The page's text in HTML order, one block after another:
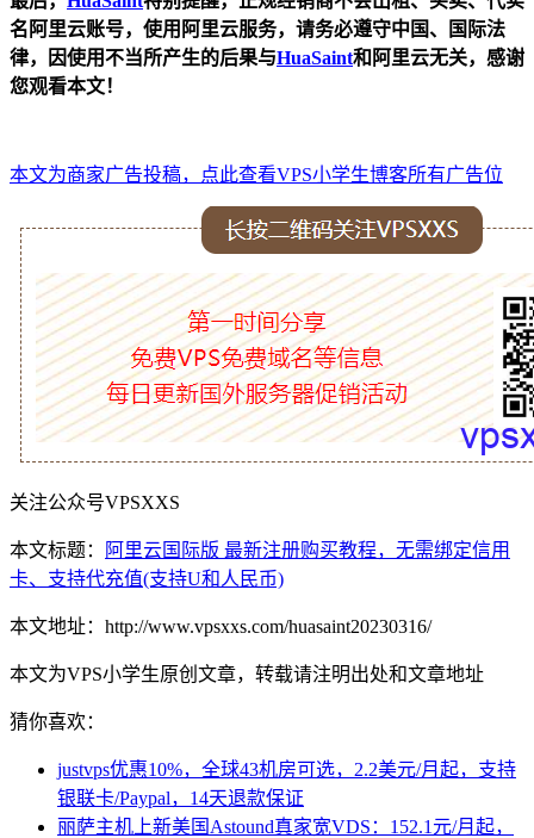
名阿里云账号，使用阿里云服务，请务必遵守中国、国际法
律， 因使用不当所产生的后果与HuaSaint和阿里云无关，感谢
您观看本文！
本文为商家广告投稿，点此查看VPS小学生博客所有广告位
关注公众号VPSXXS
本文标题：
阿里云国际版 最新注册购买教程，无需绑定信用
卡、支持代充值(支持U和人民币)
本文地址：http://www.vpsxxs.com/huasaint20230316/
本文为VPS小学生原创文章，转载请注明出处和文章地址
猜你喜欢：
justvps优惠10%，全球43机房可选，2.2美元/月起，支持
银联卡/Paypal，14天退款保证
丽萨主机上新美国Astound真家宽VDS：152.1元/月起，